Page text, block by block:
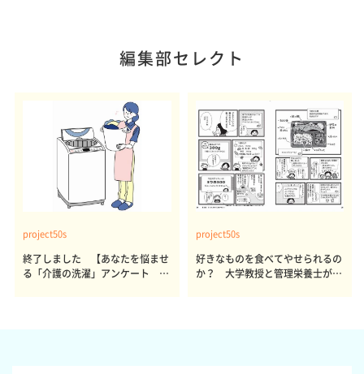
編集部セレクト
project50s
終了しました 【あなたを悩ませ
る「介護の洗濯」アンケート 体
project50s
好きなものを食べてやせられるの
か？ 大学教授と管理栄養士が出